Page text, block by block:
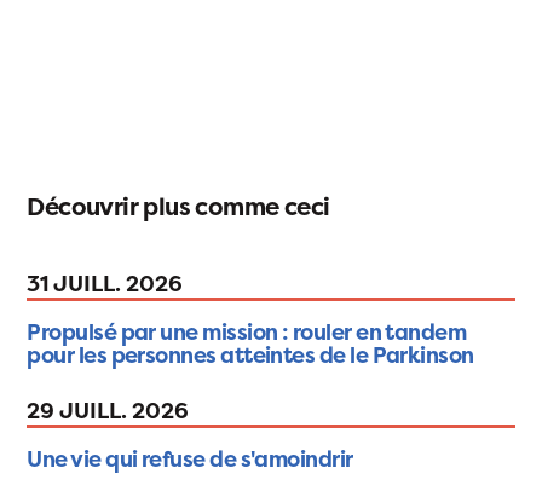
Découvrir plus comme ceci
31 JUILL. 2026
Propulsé par une mission : rouler en tandem
pour les personnes atteintes de le Parkinson
29 JUILL. 2026
Une vie qui refuse de s'amoindrir